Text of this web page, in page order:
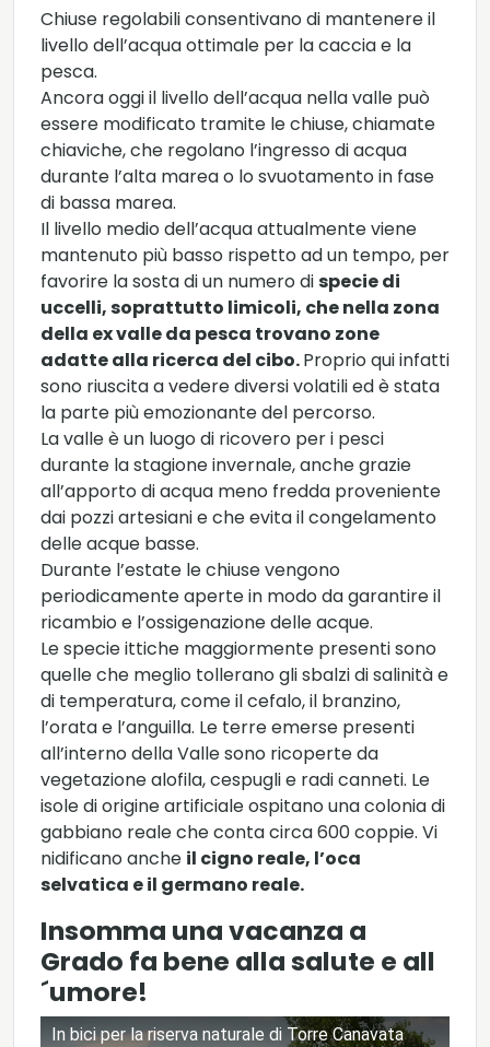
Chiuse regolabili consentivano di mantenere il
livello dell’acqua ottimale per la caccia e la
pesca.
Ancora oggi il livello dell’acqua nella valle può
essere modificato tramite le chiuse, chiamate
chiaviche, che regolano l’ingresso di acqua
durante l’alta marea o lo svuotamento in fase
di bassa marea.
Il livello medio dell’acqua attualmente viene
mantenuto più basso rispetto ad un tempo, per
favorire la sosta di un numero dispecie di
uccelli, soprattutto limicoli, che nella zona
della ex valle da pesca trovano zone
adatte alla ricerca del cibo.Proprio qui infatti
sono riuscita a vedere diversi volatili ed è stata
la parte più emozionante del percorso.
La valle è un luogo di ricovero per i pesci
durante la stagione invernale, anche grazie
all’apporto di acqua meno fredda proveniente
dai pozzi artesiani e che evita il congelamento
delle acque basse.
Durante l’estate le chiuse vengono
periodicamente aperte in modo da garantire il
ricambio e l’ossigenazione delle acque.
Le specie ittiche maggiormente presenti sono
quelle che meglio tollerano gli sbalzi di salinità e
di temperatura, come il cefalo, il branzino,
l’orata e l’anguilla. Le terre emerse presenti
all’interno della Valle sono ricoperte da
vegetazione alofila, cespugli e radi canneti. Le
isole di origine artificiale ospitano una colonia di
gabbiano reale che conta circa 600 coppie. Vi
nidificano anche il cigno reale, l’oca
selvatica e il germano reale.
Insomma una vacanza a
Grado fa bene alla salute e all
´umore!
In bici per la riserva naturale di Torre Canavata